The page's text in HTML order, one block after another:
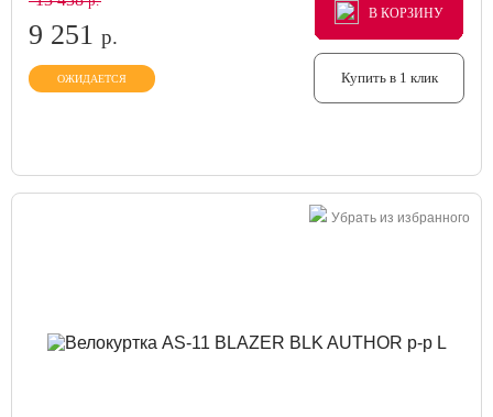
9 251 р.
ОЖИДАЕТСЯ
В КОРЗИНУ
В КОРЗИНУ
В КОРЗИНУ
Купить в 1 клик
Убрать из избранного